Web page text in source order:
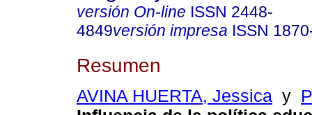
versión On-line ISSN 2448-
4849versión impresa ISSN
Resumen
AVINA HUERTA, Jessica y